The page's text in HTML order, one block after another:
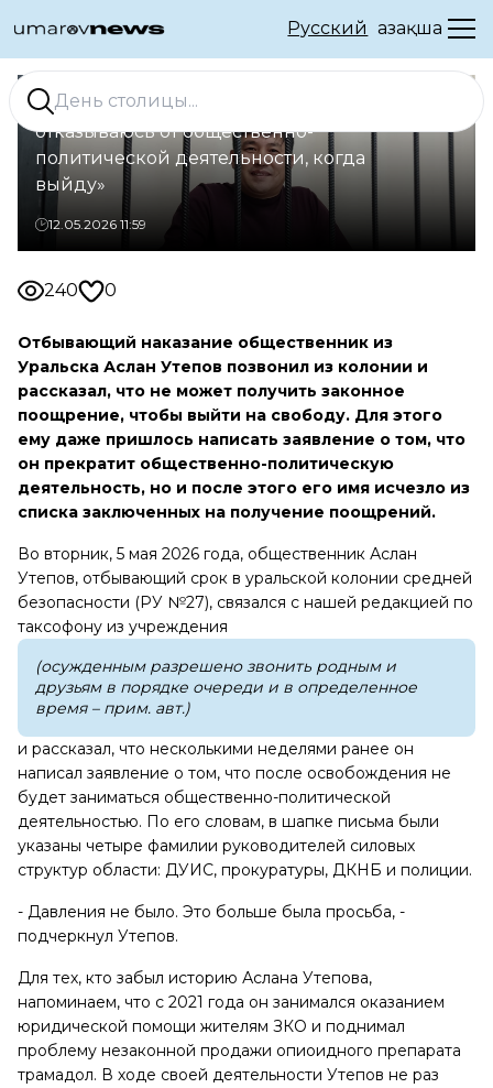
Русский Қазақша
«Просили написать заявление, что я
отказываюсь от общественно-
политической деятельности, когда
выйду»
12.05.2026 11:59
240 0
Отбывающий наказание общественник из
Уральска Аслан Утепов позвонил из колонии и
рассказал, что не может получить законное
поощрение, чтобы выйти на свободу. Для этого
ему даже пришлось написать заявление о том, что
он прекратит общественно-политическую
деятельность, но и после этого его имя исчезло из
списка заключенных на получение поощрений.
Во вторник, 5 мая 2026 года, общественник Аслан
Утепов, отбывающий срок в уральской колонии средней
безопасности (РУ №27), связался с нашей редакцией по
таксофону из учреждения
(осужденным разрешено звонить родным и
друзьям в порядке очереди и в определенное
время – прим. авт.)
и рассказал, что несколькими неделями ранее он
написал заявление о том, что после освобождения не
будет заниматься общественно-политической
деятельностью. По его словам, в шапке письма были
указаны четыре фамилии руководителей силовых
структур области: ДУИС, прокуратуры, ДКНБ и полиции.
- Давления не было. Это больше была просьба, -
подчеркнул Утепов.
Для тех, кто забыл историю Аслана Утепова,
напоминаем, что с 2021 года он занимался оказанием
юридической помощи жителям ЗКО и поднимал
проблему незаконной продажи опиоидного препарата
трамадол. В ходе своей деятельности Утепов не раз